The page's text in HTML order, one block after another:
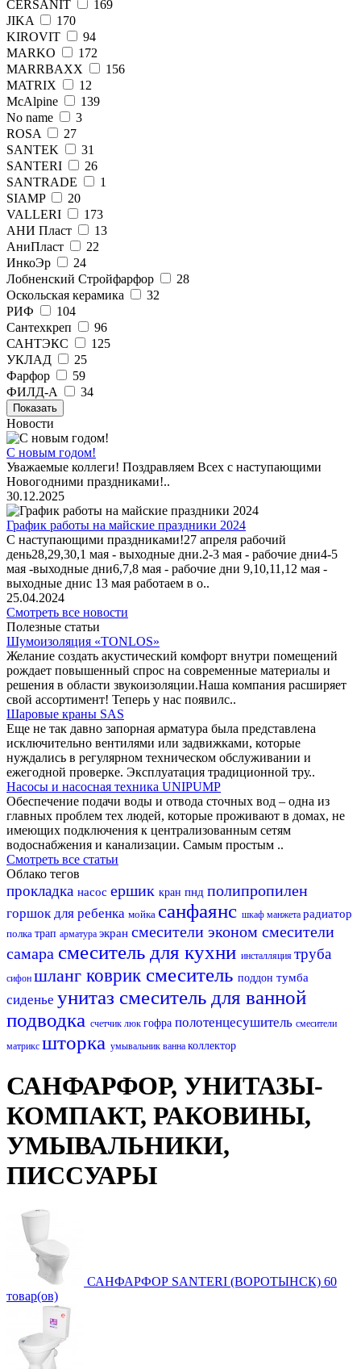
CERSANIT
169
JIKA
170
KIROVIT
94
MARKO
172
MARRBAXX
156
MATRIX
12
McAlpine
139
No name
3
ROSA
27
SANTEK
31
SANTERI
26
SANTRADE
1
SIAMP
20
VALLERI
173
АНИ Пласт
13
АниПласт
22
ИнкоЭр
24
Лобненский Стройфарфор
28
Оскольская керамика
32
РИФ
104
Сантехкреп
96
САНТЭКС
125
УКЛАД
25
Фарфор
59
ФИЛД-А
34
Показать
Новости
С новым годом!
Уважаемые коллеги! Поздравляем Всех с наступающими
Новогодними праздниками!..
30.12.2025
График работы на майские праздники 2024
С наступающими праздниками!27 апреля рабочий
день28,29,30,1 мая - выходные дни.2-3 мая - рабочие дни4-5
мая -выходные дни6,7,8 мая - рабочие дни 9,10,11,12 мая -
выходные днис 13 мая работаем в о..
25.04.2024
Смотреть все новости
Полезные статьи
Шумоизоляция «TONLOS»
Желание создать акустический комфорт внутри помещений
рождает повышенный спрос на современные материалы и
решения в области звукоизоляции.Наша компания расширяет
свой ассортимент! Теперь у нас появилс..
Шаровые краны SAS
Еще не так давно запорная арматура была представлена
исключительно вентилями или задвижками, которые
нуждались в регулярном техническом обслуживании и
ежегодной проверке. Эксплуатация традиционной тру..
Насосы и насосная техника UNIPUMP
Обеспечение подачи воды и отвода сточных вод – одна из
главных проблем тех людей, которые проживают в домах, не
имеющих подключения к централизованным сетям
водоснабжения и канализации. Самым простым ..
Смотреть все статьи
Облако тегов
прокладка насос ершик кран пнд полипропилен
горшок для ребенка мойка санфаянс шкаф манжета радиатор
полка трап арматура экран смесители эконом смесители
самара смеситель для кухни инсталляция труба
сифон шланг коврик смеситель поддон тумба
сиденье унитаз смеситель для ванной
подводка счетчик люк гофра полотенцесушитель смесители
матрикс шторка умывальник ванна коллектор
САНФАРФОР, УНИТАЗЫ-
КОМПАКТ, РАКОВИНЫ,
УМЫВАЛЬНИКИ,
ПИССУАРЫ
САНФАРФОР SANTERI (ВОРОТЫНСК) 60
товар(ов)